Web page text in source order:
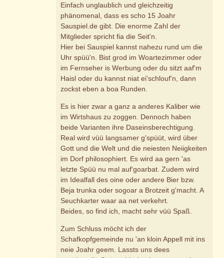
Einfach unglaublich und gleichzeitig
phänomenal, dass es scho 15 Joahr
Sauspiel.de gibt. Die enorme Zahl der
Mitglieder spricht fia die Seit'n.
Hier bei Sauspiel kannst nahezu rund um die
Uhr spüü'n. Bist grod im Woartezimmer oder
im Fernseher is Werbung oder du sitzt aaf'm
Haisl oder du kannst niat ei'schlouf'n, dann
zockst eben a boa Runden.
Es is hier zwar a ganz a anderes Kaliber wie
im Wirtshaus zu zoggen. Dennoch haben
beide Varianten ihre Daseinsberechtigung.
Real wird vüü langsamer g'spüüt, wird über
Gott und die Welt und die neiesten Neiigkeiten
im Dorf philosophiert. Es wird aa gern 'as
letzte Spüü nu mal auf'goarbat. Zudem wird
im Idealfall des oine oder andere Bier bzw.
Beja trunka oder sogoar a Brotzeit g'macht. A
Seuchkarter waar aa net verkehrt.
Beides, so find ich, macht sehr vüü Spaß.
Zum Schluss möcht ich der
Schafkopfgemeinde nu 'an kloin Appell mit ins
neie Joahr geem. Lassts uns dees